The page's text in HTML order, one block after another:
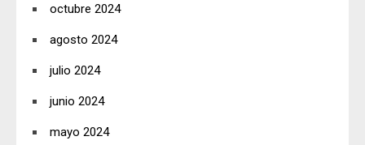
octubre 2024
agosto 2024
julio 2024
junio 2024
mayo 2024